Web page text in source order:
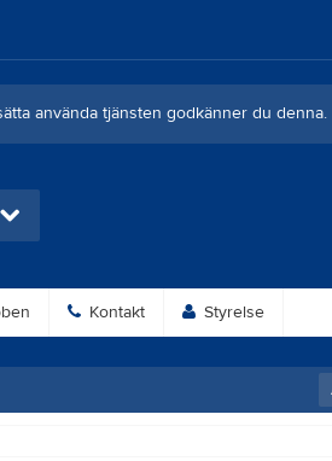
använda tjänsten godkänner du denna.
Kontakt Styrelse